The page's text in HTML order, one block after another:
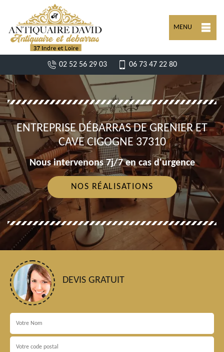
MENU
02 52 56 29 03 06 73 47 22 80
ENTREPRISE DÉBARRAS DE GRENIER ET
CAVE CIGOGNE 37310
Nous intervenons 7j/7 en cas d'urgence
NOS RÉALISATIONS
DEVIS GRATUIT